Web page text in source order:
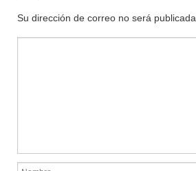
Su dirección de correo no será publicada.